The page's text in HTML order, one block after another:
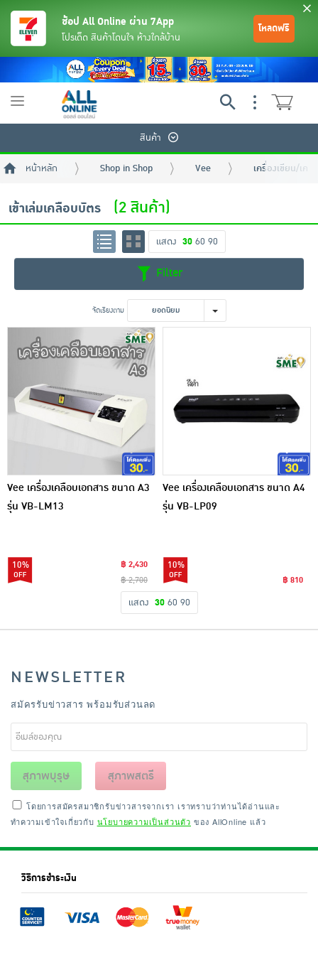
เครื่องปรุงรสและของแห้ง
ขนมขบเคี้ยว และช็อคโกแลต
อาหารสด ผัก ผลไม้และเบเกอรี่
ช้อป All Online ผ่าน 7App
โปรเด็ด สินค้าโดนใจ ห้างใกล้บ้าน
โหลดฟรี
Toggle
สินค้า
หน้าหลัก Shop in Shop Vee เครื่องเขียน/เครื่
เข้าเล่มเคลือบบัตร (2 สินค้า)
แสดง 30 60 90
Filter
จัดเรียงตาม ยอดนิยม
Vee เครื่องเคลือบเอกสาร ขนาด A3
รุ่น VB-LM13
10%
฿ 2,430
฿ 2,700
Vee เครื่องเคลือบเอกสาร ขนาด A4
รุ่น VB-LP09
10%
฿ 810
แสดง 30 60 90
NEWSLETTER
สมัครรับข่าวสาร พร้อมรับส่วนลด
สุภาพบุรุษ สุภาพสตรี
โดยการสมัครสมาชิกรับข่าวสารจากเรา เราทราบว่าท่านได้อ่านและ
ทำความเข้าใจเกี่ยวกับ นโยบายความเป็นส่วนตัว ของ AllOnline แล้ว
วิธีการชำระเงิน